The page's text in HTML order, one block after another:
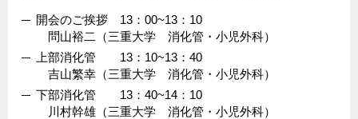
開会のご挨拶 13：00~13：10
問山裕二（三重大学 消化管・小児外科）
上部消化管 13：10~13：40
吉山繁幸（三重大学 消化管・小児外科）
下部消化管 13：40~14：10
川村幹雄（三重大学 消化管・小児外科）